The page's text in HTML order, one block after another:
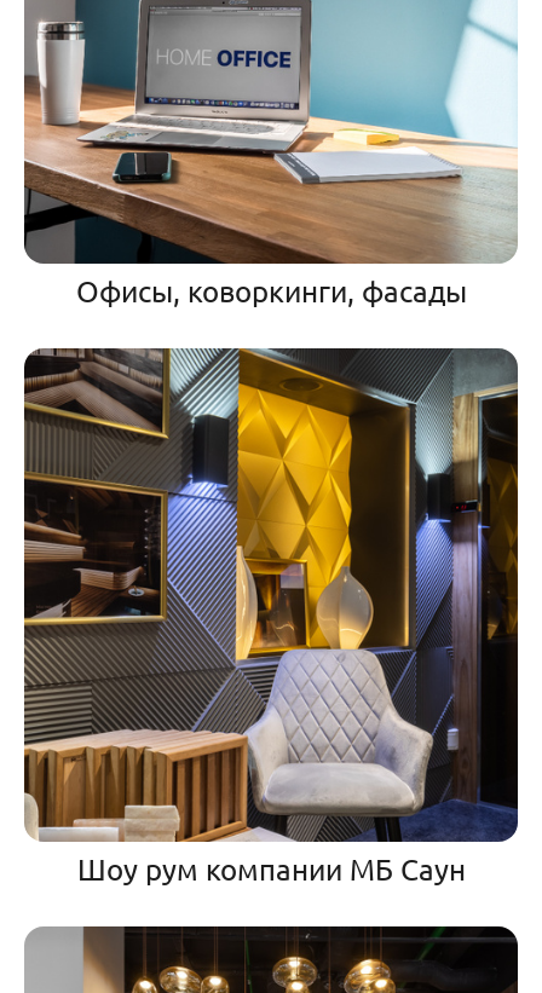
Офисы, коворкинги, фасады
Шоу рум компании МБ Саун